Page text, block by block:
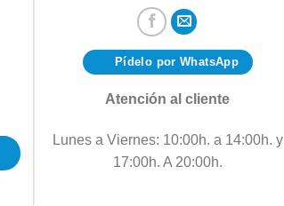
Pídelo por WhatsApp
Atención al cliente
Lunes a Viernes: 10:00h. a 14:00h. y
17:00h. A 20:00h.